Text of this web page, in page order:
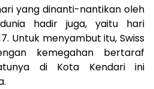
yang dinanti-nantikan oleh
hadir juga, yaitu hari
Untuk menyambut itu, Swiss
kemegahan bertaraf
di Kota Kendari ini